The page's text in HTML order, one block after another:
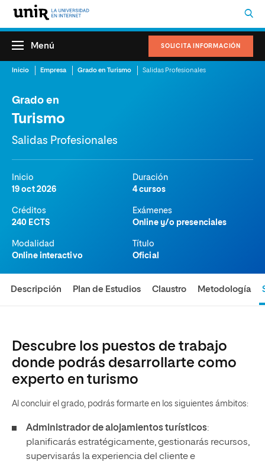
SOLICITA INFORMACIÓN
Menú
Inicio Empresa Grado en Turismo Salidas Profesionales
Grado en
Turismo
Salidas Profesionales
Inicio
19 oct 2026
Duración
4 cursos
Créditos
240 ECTS
Exámenes
Online y/o presenciales
Modalidad
Online interactivo
Título
Oficial
Descripción Plan de Estudios Claustro Metodología
Descubre los puestos de trabajo
donde podrás desarrollarte como
experto en turismo
Al concluir el grado, podrás formarte en los siguientes ámbitos:
Administrador de alojamientos turísticos:
planificarás estratégicamente, gestionarás recursos,
supervisarás la experiencia del cliente e